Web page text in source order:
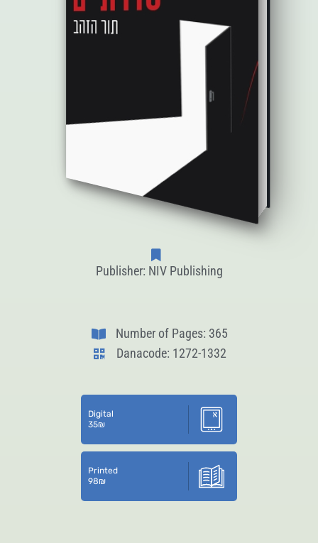
Publisher: NIV Publishing
Number of Pages: 365
Danacode: 1272-1332
Digital
35₪
Printed
98₪